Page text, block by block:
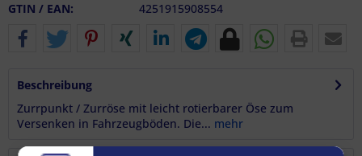
GTIN / EAN:
4251915908554
Beschreibung
Zurrpunkt / Zurröse mit leicht rotierbarer Öse zum
Versenken in Fahrzeugböden. Die... mehr